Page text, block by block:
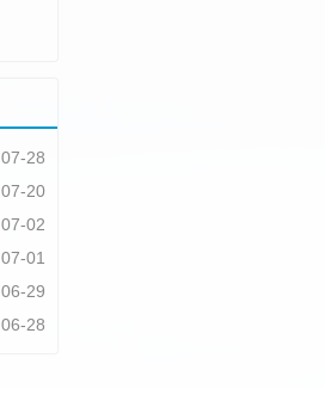
07-28
07-20
07-02
07-01
06-29
06-28